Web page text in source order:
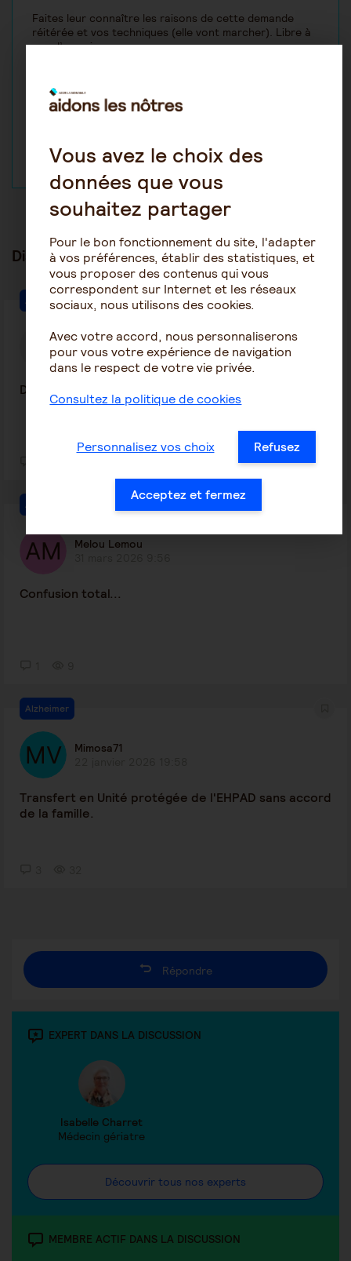
Faites leur connaître les raisons de cette demande
réitérée et vos techniques (elle vont marcher). Libre à
eux d’y avoir recours.
Voilà quelques pistes,
Discussions en lien tout voir
Alzheimer
DaPou
29 juin 2026 19:38
Déglutition
Alzheimer
Melou Lemou
Confusion total...
Alzheimer
Mimosa71
Transfert en Unité protégée de l'EHPAD sans accord
de la famille.
Répondre
EXPERT DANS LA DISCUSSION
Isabelle Charret
Médecin gériatre
Découvrir tous nos experts
MEMBRE ACTIF DANS LA DISCUSSION
Vous avez le choix des
données que vous
souhaitez partager
Pour le bon fonctionnement du site, l'adapter
à vos préférences, établir des statistiques, et
vous proposer des contenus qui vous
correspondent sur Internet et les réseaux
sociaux, nous utilisons des cookies.
Avec votre accord, nous personnaliserons
pour vous votre expérience de navigation
dans le respect de votre vie privée.
Consultez la politique de cookies
Personnalisez vos choix Refusez
Acceptez et fermez